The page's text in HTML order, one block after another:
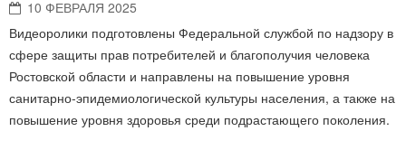
10 ФЕВРАЛЯ 2025
Видеоролики подготовлены Федеральной службой по надзору в
сфере защиты прав потребителей и благополучия человека
Ростовской области и направлены на повышение уровня
санитарно-эпидемиологической культуры населения, а также на
повышение уровня здоровья среди подрастающего поколения.